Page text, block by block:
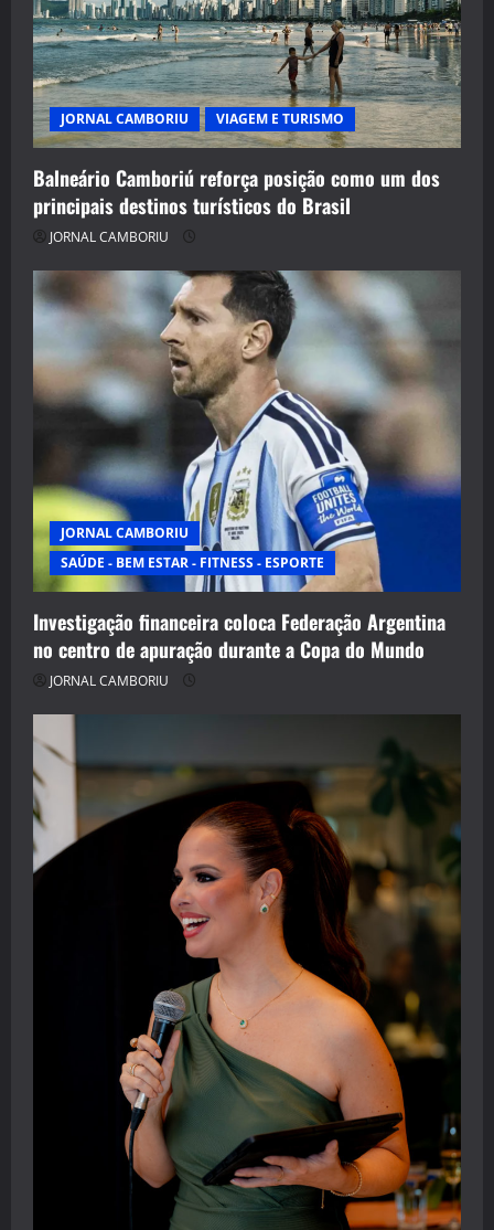
JORNAL CAMBORIU VIAGEM E TURISMO
Balneário Camboriú reforça posição como um dos
principais destinos turísticos do Brasil
JORNAL CAMBORIU
JORNAL CAMBORIU
SAÚDE - BEM ESTAR - FITNESS - ESPORTE
Investigação financeira coloca Federação Argentina
no centro de apuração durante a Copa do Mundo
JORNAL CAMBORIU